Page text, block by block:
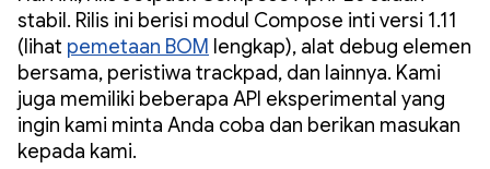
stabil. Rilis ini berisi modul Compose inti versi 1.11
(lihat pemetaan BOM lengkap), alat debug elemen
bersama, peristiwa trackpad, dan lainnya. Kami
juga memiliki beberapa API eksperimental yang
ingin kami minta Anda coba dan berikan masukan
kepada kami.